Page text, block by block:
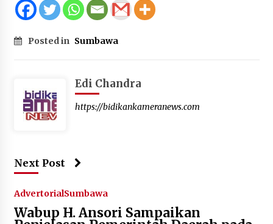
Posted in Sumbawa
Edi Chandra
https://bidikankameranews.com
Next Post
AdvertorialSumbawa
Wabup H. Ansori Sampaikan